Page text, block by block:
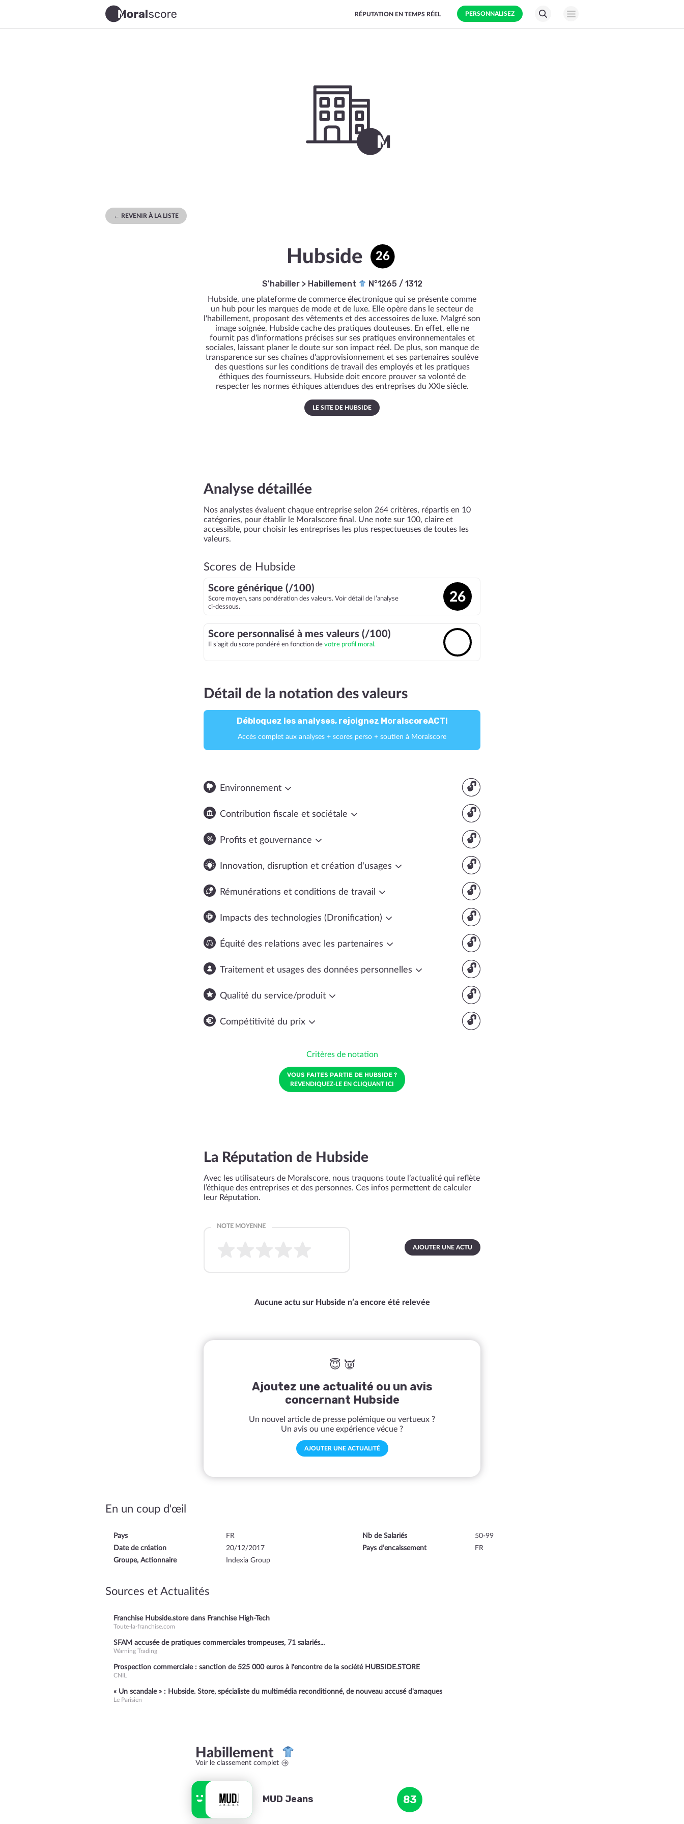
PERSONNALISEZ
RÉPUTATION EN TEMPS RÉEL
← REVENIR À LA LISTE
Hubside 26
S'habiller> Habillement N°1265 / 1312
Hubside, une plateforme de commerce électronique qui se présente comme
un hub pour les marques de mode et de luxe. Elle opère dans le secteur de
l'habillement, proposant des vêtements et des accessoires de luxe. Malgré son
image soignée, Hubside cache des pratiques douteuses. En effet, elle ne
fournit pas d'informations précises sur ses pratiques environnementales et
sociales, laissant planer le doute sur son impact réel. De plus, son manque de
transparence sur ses chaînes d'approvisionnement et ses partenaires soulève
des questions sur les conditions de travail des employés et les pratiques
éthiques des fournisseurs. Hubside doit encore prouver sa volonté de
respecter les normes éthiques attendues des entreprises du XXIe siècle.
LE SITE DE HUBSIDE
Analyse détaillée
Nos analystes évaluent chaque entreprise selon 264 critères, répartis en 10
catégories, pour établir le Moralscore final. Une note sur 100, claire et
accessible, pour choisir les entreprises les plus respectueuses de toutes les
valeurs.
Scores de Hubside
Score générique (/100)
Score moyen, sans pondération des valeurs. Voir détail de l’analyse
ci-dessous.
26
Score personnalisé à mes valeurs (/100)
Il s’agit du score pondéré en fonction de votre profil moral.
Détail de la notation des valeurs
Débloquez les analyses, rejoignez MoralscoreACT!
Accès complet aux analyses + scores perso + soutien à Moralscore
🔓
Environnement
🔓
Contribution fiscale et sociétale
🔓
Profits et gouvernance
🔓
Innovation, disruption et création d'usages
🔓
Rémunérations et conditions de travail
🔓
Impacts des technologies (Dronification)
🔓
Équité des relations avec les partenaires
🔓
Traitement et usages des données personnelles
🔓
Qualité du service/produit
🔓
Compétitivité du prix
Critères de notation
VOUS FAITES PARTIE DE HUBSIDE ?
REVENDIQUEZ-LE EN CLIQUANT ICI
La Réputation de Hubside
Avec les utilisateurs de Moralscore, nous traquons toute l’actualité qui reflète
l’éthique des entreprises et des personnes. Ces infos permettent de calculer
leur Réputation.
AJOUTER UNE ACTU
Aucune actu sur Hubside n’a encore été relevée
😇 👿
Ajoutez une actualité ou un avis
concernant Hubside
Un nouvel article de presse polémique ou vertueux ?
Un avis ou une expérience vécue ?
AJOUTER UNE ACTUALITÉ
En un coup d'œil
Pays
FR
Date de création
20/12/2017
Groupe, Actionnaire
Indexia Group
Nb de Salariés
50-99
Pays d’encaissement
FR
Sources et Actualités
Franchise Hubside.store dans Franchise High-Tech
Toute-la-franchise.com
SFAM accusée de pratiques commerciales trompeuses, 71 salariés...
Warning Trading
Prospection commerciale : sanction de 525 000 euros à l'encontre de la société HUBSIDE.STORE
CNIL
« Un scandale » : Hubside. Store, spécialiste du multimédia reconditionné, de nouveau accusé d'arnaques
Le Parisien
Habillement
Voir le classement complet
MUD Jeans 83